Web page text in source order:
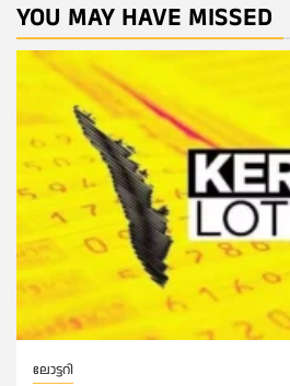
YOU MAY HAVE MISSED
ലോട്ടറി